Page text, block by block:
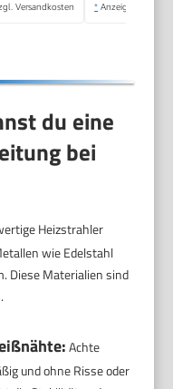
Versandkosten * Anzeige
du eine
bei
Heizstrahler
wie Edelstahl
Diese Materialien sind
Achte
und ohne Risse oder